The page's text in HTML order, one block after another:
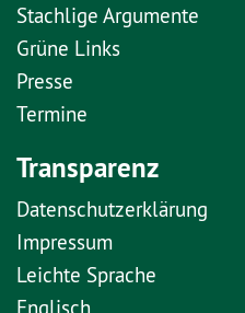
Stachlige Argumente
Grüne Links
Presse
Termine
Transparenz
Datenschutzerklärung
Impressum
Leichte Sprache
Englisch